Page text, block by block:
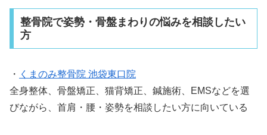
整骨院で姿勢・骨盤まわりの悩みを相談したい
方
・ くまのみ整骨院 池袋東口院
全身整体、骨盤矯正、猫背矯正、鍼施術、EMSなどを選
びながら、首肩・腰・姿勢を相談したい方に向いている